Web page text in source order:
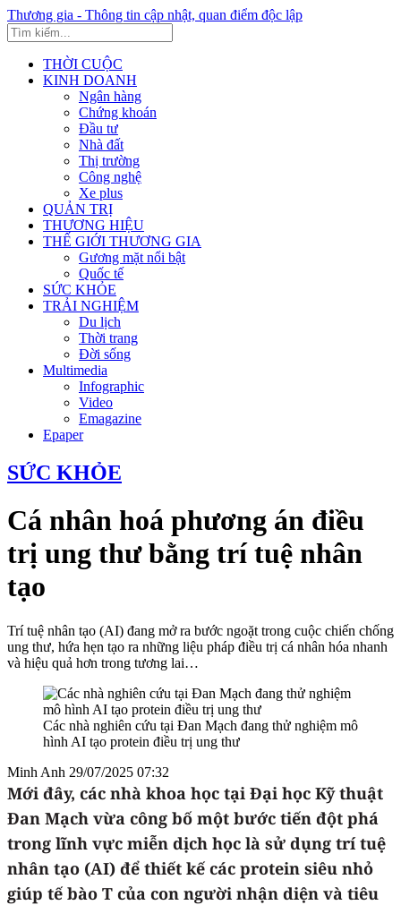
Thương gia - Thông tin cập nhật, quan điểm độc lập
THỜI CUỘC
KINH DOANH
Ngân hàng
Chứng khoán
Đầu tư
Nhà đất
Thị trường
Công nghệ
Xe plus
QUẢN TRỊ
THƯƠNG HIỆU
THẾ GIỚI THƯƠNG GIA
Gương mặt nổi bật
Quốc tế
SỨC KHỎE
TRẢI NGHIỆM
Du lịch
Thời trang
Đời sống
Multimedia
Infographic
Video
Emagazine
Epaper
SỨC KHỎE
Cá nhân hoá phương án điều
trị ung thư bằng trí tuệ nhân
tạo
Trí tuệ nhân tạo (AI) đang mở ra bước ngoặt trong cuộc chiến chống
ung thư, hứa hẹn tạo ra những liệu pháp điều trị cá nhân hóa nhanh
và hiệu quả hơn trong tương lai…
Các nhà nghiên cứu tại Đan Mạch đang thử nghiệm mô
hình AI tạo protein điều trị ung thư
Minh Anh 29/07/2025 07:32
Mới đây, các nhà khoa học tại Đại học Kỹ thuật
Đan Mạch vừa công bố một bước tiến đột phá
trong lĩnh vực miễn dịch học là sử dụng trí tuệ
nhân tạo (AI) để thiết kế các protein siêu nhỏ
giúp tế bào T của con người nhận diện và tiêu